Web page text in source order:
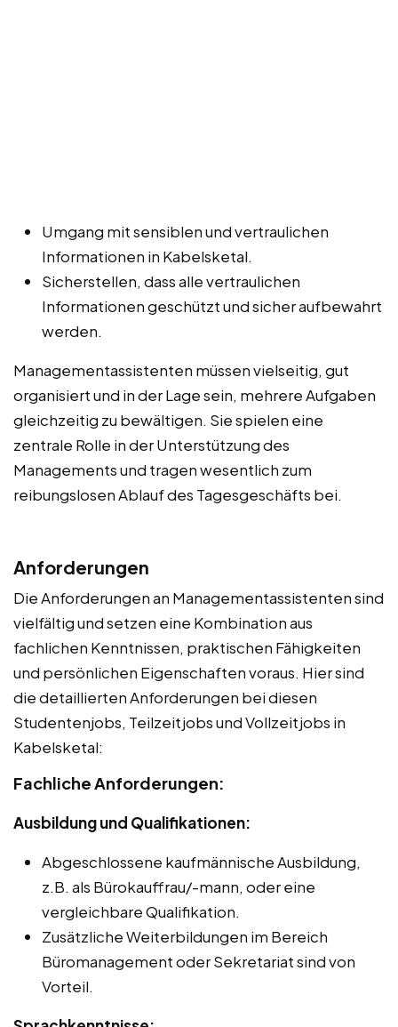
Umgang mit sensiblen und vertraulichen
Informationen in Kabelsketal.
Sicherstellen, dass alle vertraulichen
Informationen geschützt und sicher aufbewahrt
werden.
Managementassistenten müssen vielseitig, gut
organisiert und in der Lage sein, mehrere Aufgaben
gleichzeitig zu bewältigen. Sie spielen eine
zentrale Rolle in der Unterstützung des
Managements und tragen wesentlich zum
reibungslosen Ablauf des Tagesgeschäfts bei.
Anforderungen
Die Anforderungen an Managementassistenten sind
vielfältig und setzen eine Kombination aus
fachlichen Kenntnissen, praktischen Fähigkeiten
und persönlichen Eigenschaften voraus. Hier sind
die detaillierten Anforderungen bei diesen
Studentenjobs, Teilzeitjobs und Vollzeitjobs in
Kabelsketal:
Fachliche Anforderungen:
Ausbildung und Qualifikationen:
Abgeschlossene kaufmännische Ausbildung,
z.B. als Bürokauffrau/-mann, oder eine
vergleichbare Qualifikation.
Zusätzliche Weiterbildungen im Bereich
Büromanagement oder Sekretariat sind von
Vorteil.